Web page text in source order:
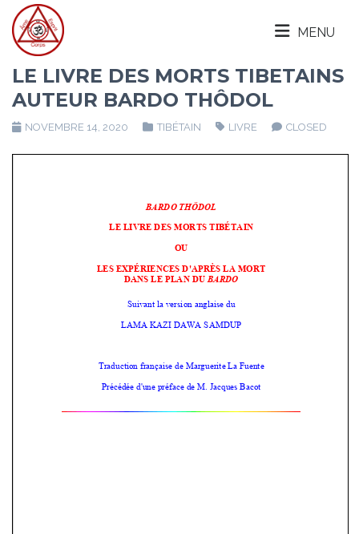
MENU
LE LIVRE DES MORTS TIBETAINS
AUTEUR BARDO THÔDOL
NOVEMBRE 14, 2020 TIBÉTAIN LIVRE CLOSED